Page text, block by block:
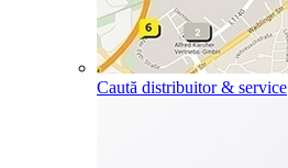
Caută distribuitor & service